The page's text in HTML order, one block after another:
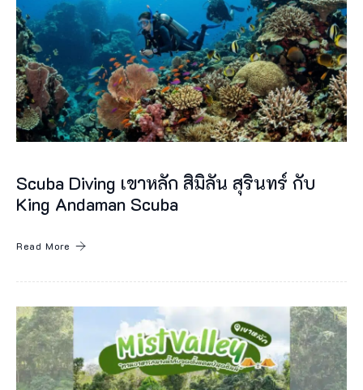
น
อ
า
ห
า
ร
อ
ถิ่
บ
บ
เ
Scuba Diving เขาหลัก สิมิลัน สุรินทร์ กับ
King Andaman Scuba
Read More